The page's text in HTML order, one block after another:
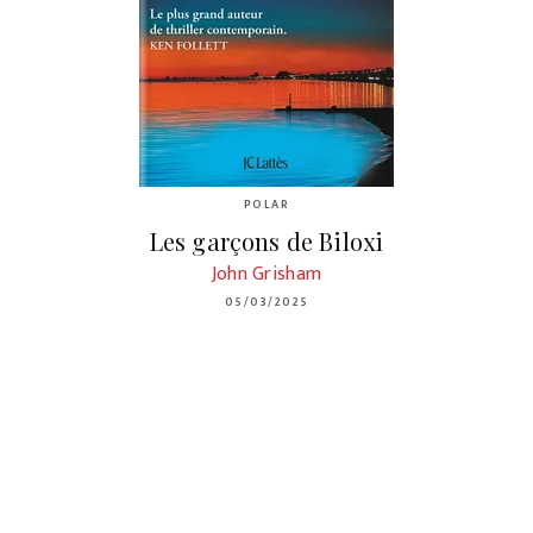
POLAR
Les garçons de Biloxi
John Grisham
05/03/2025